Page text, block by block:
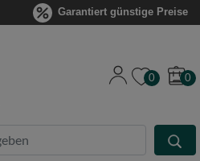
Garantiert günstige Preise
0 0